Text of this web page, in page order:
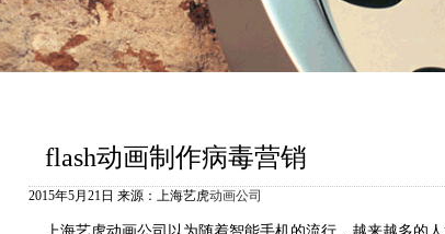
flash动画制作病毒营销
2015年5月21日 来源：上海艺虎动画公司